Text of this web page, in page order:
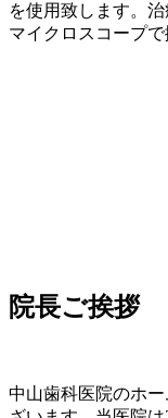
を使用致します。
マイクロスコープで
院長ご挨拶
中山歯科医院のホ